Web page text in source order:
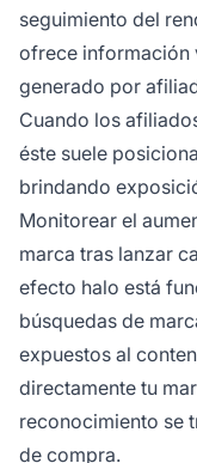
seguimiento del
ofrece información
generado por
Cuando los
éste suele
brindando
Monitorear el
marca tras lanzar
efecto halo está
búsquedas de
expuestos al
directamente tu
reconocimiento se
de compra.